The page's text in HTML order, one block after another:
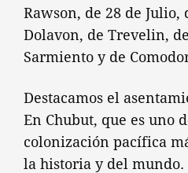
Rawson, de 28 de Julio,
Dolavon, de Trevelin,
Sarmiento y de
Destacamos el
En Chubut, que es uno
colonización pacífica
la historia y del mundo.